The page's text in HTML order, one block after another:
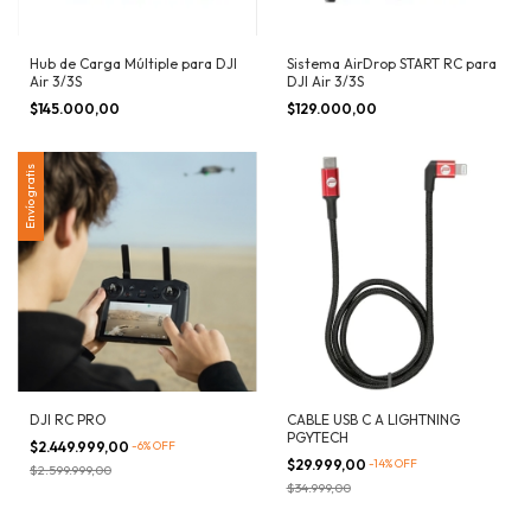
Hub de Carga Múltiple para DJI
Air 3/3S
$145.000,00
Sistema AirDrop START RC para
DJI Air 3/3S
$129.000,00
Envío gratis
DJI RC PRO
$2.449.999,00 -6%OFF
$2.599.999,00
CABLE USB C A LIGHTNING
PGYTECH
$29.999,00 -14%OFF
$34.999,00